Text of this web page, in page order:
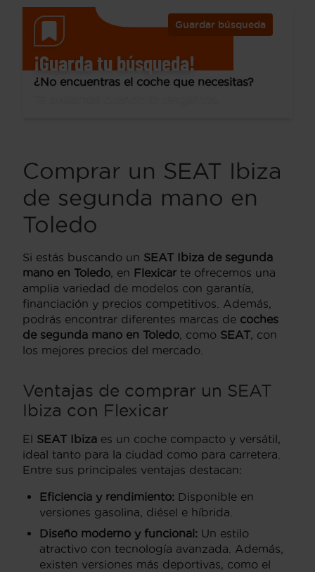
Guardar búsqueda
¡Guarda tu búsqueda!
¿No encuentras el coche que necesitas?
Comprar un SEAT Ibiza
de segunda mano en
Toledo
Si estás buscando un SEAT Ibiza de segunda
mano en Toledo, en Flexicarte ofrecemos una
amplia variedad de modelos con garantía,
financiación y precios competitivos. Además,
podrás encontrar diferentes marcas de coches
de segunda mano en Toledo, como SEAT, con
los mejores precios del mercado.
Ventajas de comprar un SEAT
Ibiza con Flexicar
El SEAT Ibiza es un coche compacto y versátil,
ideal tanto para la ciudad como para carretera.
Entre sus principales ventajas destacan:
Eficiencia y rendimiento: Disponible en
versiones gasolina, diésel e híbrida.
Diseño moderno y funcional: Un estilo
atractivo con tecnología avanzada. Además,
existen versiones más deportivas, como el